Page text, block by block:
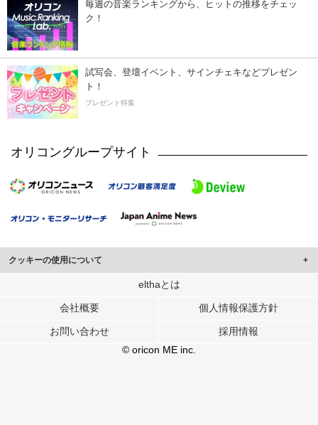
毎週の音楽ランキングから、ヒットの推移をチェッ
ク！
試写会、登壇イベント、サインチェキなどプレゼン
ト！
プレゼント特集
オリコングループサイト
クッキーの使用について
このサイトでは Cookie を使用して、ユーザーに合わせたコンテンツや広告の
行っています。
メディアや広告配信、データ解析の各パートナーに提供しています。
各パートナーは、この情報とユーザーが各パートナーに提供した他の情報や、
ユーザーが各パートナーのサービスを使用したときに収集した他の情報を組み
elthaとは
会社概要 個人情報保護方針
お問い合わせ
採用情報
© oricon ME inc.